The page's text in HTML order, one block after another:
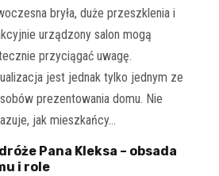
bryła, duże przeszklenia i
urządzony salon mogą
przyciągać uwagę.
jest jednak tylko jednym ze
prezentowania domu. Nie
jak mieszkańcy…
Pana Kleksa – obsada
i role